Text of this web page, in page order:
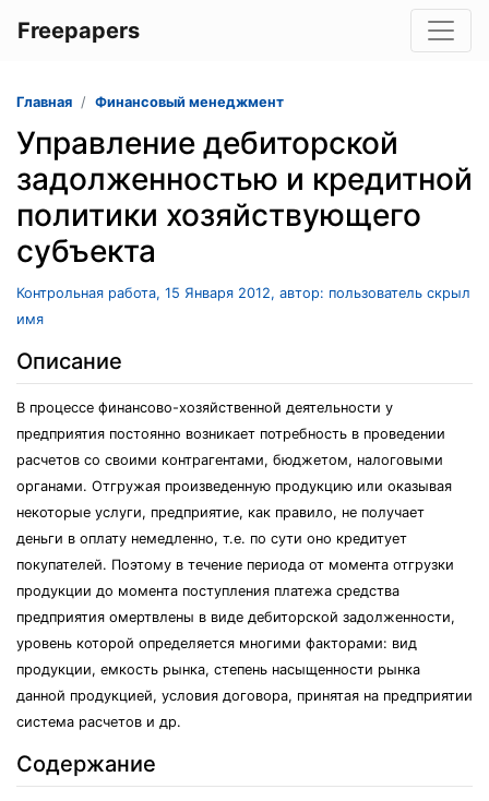
Freepapers
Главная Финансовый менеджмент
Управление дебиторской
задолженностью и кредитной
политики хозяйствующего
субъекта
Контрольная работа, 15 Января 2012, автор: пользователь скрыл
имя
Описание
В процессе финансово-хозяйственной деятельности у
предприятия постоянно возникает потребность в проведении
расчетов со своими контрагентами, бюджетом, налоговыми
органами. Отгружая произведенную продукцию или оказывая
некоторые услуги, предприятие, как правило, не получает
деньги в оплату немедленно, т.е. по сути оно кредитует
покупателей. Поэтому в течение периода от момента отгрузки
продукции до момента поступления платежа средства
предприятия омертвлены в виде дебиторской задолженности,
уровень которой определяется многими факторами: вид
продукции, емкость рынка, степень насыщенности рынка
данной продукцией, условия договора, принятая на предприятии
система расчетов и др.
Содержание